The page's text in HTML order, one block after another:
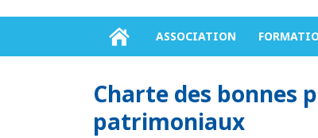
ASSOCIATION
Charte des bonnes
patrimoniaux